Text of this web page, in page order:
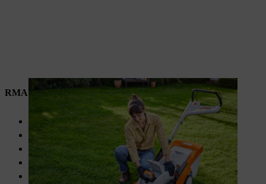
RMA 239 C
Maaibreedte van 37 cm
Maaihoogte van 30 – 70 mm
Grasopvangbak van 40 liter
Centrale maaihoogteverstelling
Voor kleine tot middelgrote gazons